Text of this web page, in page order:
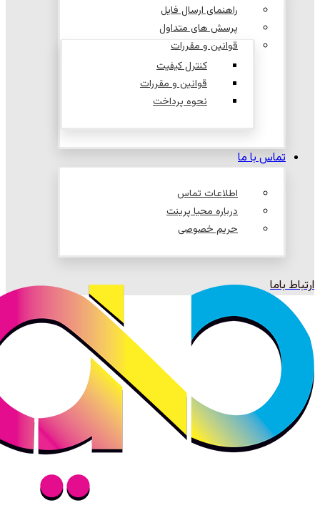
راهنمای ارسال فایل
پرسش های متداول
قوانین و مقررات
کنترل کیفیت
قوانین و مقررات
نحوه پرداخت
تماس با ما
اطلاعات تماس
درباره محیا پرینت
حریم خصوصی
ارتباط باما